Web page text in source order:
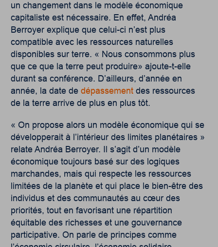
un changement dans le modèle économique
capitaliste est nécessaire. En effet, Andréa
Berroyer explique que celui-ci n’est plus
compatible avec les ressources naturelles
disponibles sur terre. « Nous consommons plus
que ce que la terre peut produire»ajoute-t-elle
durant sa conférence. D’ailleurs, d’année en
année, la date dedépassement des ressources
de la terre arrive de plus en plus tôt.
« On propose alors un modèle économique qui se
développerait à l’intérieur des limites planétaires »
relate Andréa Berroyer. Il s’agit d’un modèle
économique toujours basé sur des logiques
marchandes, mais qui respecte les ressources
limitées de la planète et qui place le bien-être des
individus et des communautés au cœur des
priorités, tout en favorisant une répartition
équitable des richesses et une gouvernance
participative. On parle de principes comme